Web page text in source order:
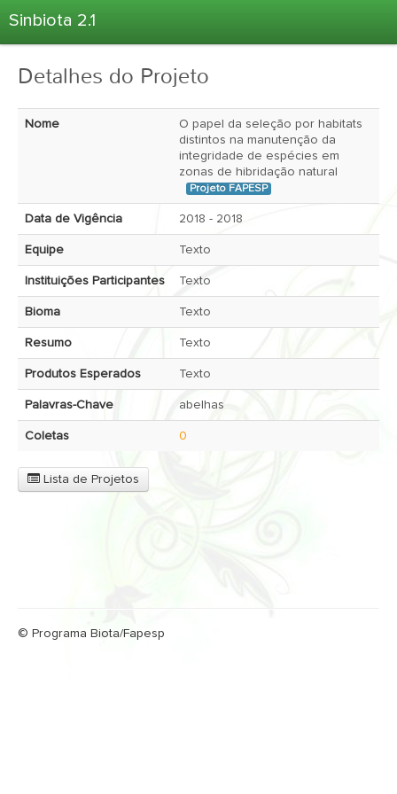
Sinbiota 2.1
Informações Ambientais
Coletas
Atlas 2.1
Estatísticas
Sobre o Sinbiota
Login
Detalhes do Projeto
Nome
O papel da seleção por habitats
distintos na manutenção da
integridade de espécies em
zonas de hibridação natural
Projeto FAPESP
Data de Vigência 2018 - 2018
Equipe Texto
Instituições Participantes Texto
Bioma Texto
Resumo Texto
Produtos Esperados Texto
Palavras-Chave abelhas
Coletas 0
Lista de Projetos
© Programa Biota/Fapesp